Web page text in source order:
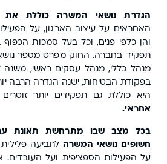
הגדרת נושאי המשרה כוללת את
האחראים על עיצוב הארגון, על
והן כלפי פנים, וכל בעל סמכות
תפקיד בחברה. החוק מפרט מספר
מנהל כללי, מנהל עסקים ראשי, משנה
בפקודת הבטיחות, ישנה הגדרה הרבה
היא כוללת גם תפקידים יותר
אחראי.
בכל מצב שבו מתרחשת תאונת
חשופים נושאי המשרה לתביעה
על הפעילות הספציפית ועל העובדים.